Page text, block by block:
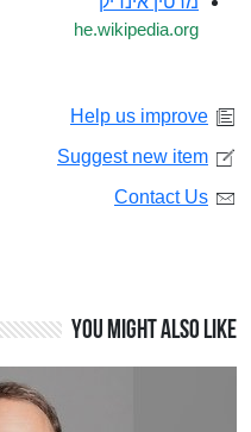
he.wikipedia.org
Help us improve
Suggest new item
Contact Us
You might also like